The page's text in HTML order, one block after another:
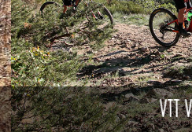
VTT